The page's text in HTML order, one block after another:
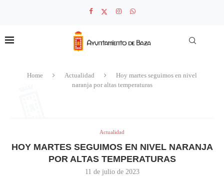
Home Actualidad
Hoy martes seguimos en nivel
naranja por altas temperaturas
Actualidad
HOY MARTES SEGUIMOS EN NIVEL NARANJA
POR ALTAS TEMPERATURAS
11 de julio de 2023